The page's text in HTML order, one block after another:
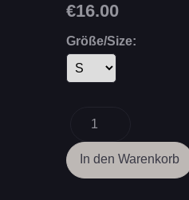
€16.00
Größe/Size: